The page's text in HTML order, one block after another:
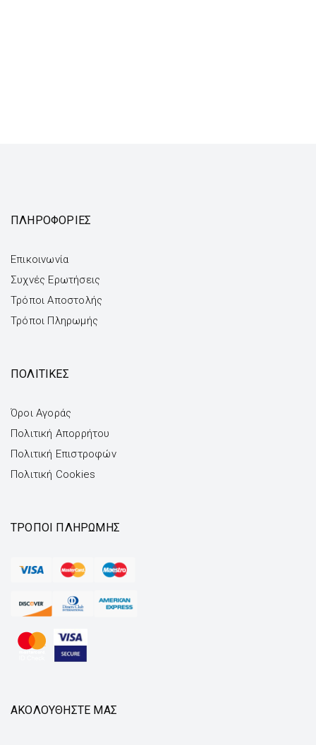
ΠΛΗΡΟΦΟΡΙΕΣ
Επικοινωνία
Συχνές Ερωτήσεις
Τρόποι Αποστολής
Τρόποι Πληρωμής
ΠΟΛΙΤΙΚΕΣ
Όροι Αγοράς
Πολιτική Απορρήτου
Πολιτική Επιστροφών
Πολιτική Cookies
ΤΡΌΠΟΙ ΠΛΗΡΩΜΉΣ
ΑΚΟΛΟΥΘΗΣΤΕ ΜΑΣ